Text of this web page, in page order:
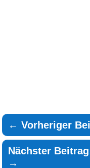
←Vorheriger
Nächster
→